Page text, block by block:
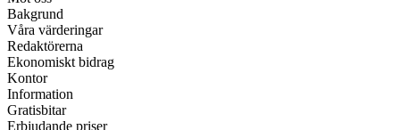
Bakgrund
Våra värderingar
Redaktörerna
Ekonomiskt bidrag
Kontor
Information
Gratisbitar
Erbjudande priser